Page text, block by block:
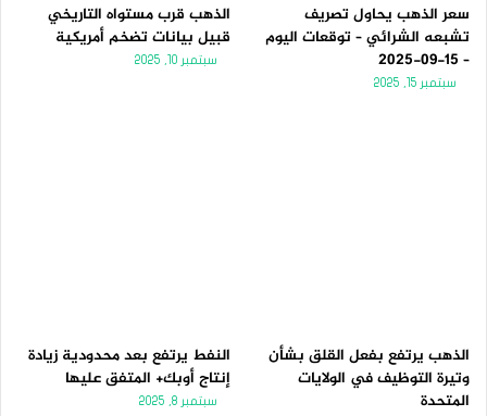
سعر الذهب يحاول تصريف
تشبعه الشرائي – توقعات اليوم
– 15-09-2025
سبتمبر 15, 2025
الذهب قرب مستواه التاريخي
قبيل بيانات تضخم أمريكية
سبتمبر 10, 2025
الذهب يرتفع بفعل القلق بشأن
وتيرة التوظيف في الولايات
المتحدة
النفط يرتفع بعد محدودية زيادة
إنتاج أوبك+ المتفق عليها
سبتمبر 8, 2025